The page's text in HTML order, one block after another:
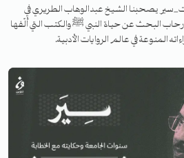
يصحبنا الشيخ عبدالوهاب الطريري في
رحاب البحث عن حياة النبي ﷺ والكتب التي ألّفها
في عالم الروايات الأدبية.